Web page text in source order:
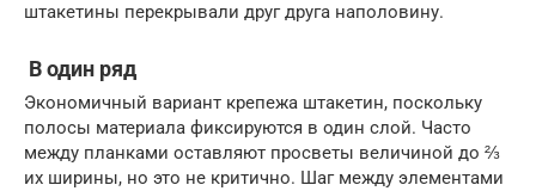
штакетины перекрывали друг друга наполовину.
В один ряд
Экономичный вариант крепежа штакетин, поскольку
полосы материала фиксируются в один слой. Часто
между планками оставляют просветы величиной до ⅔
их ширины, но это не критично. Шаг между элементами